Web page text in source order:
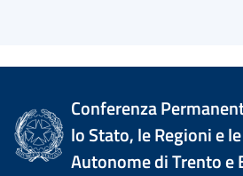
Conferenza
lo Stato, le Regioni e
Autonome di Trento e